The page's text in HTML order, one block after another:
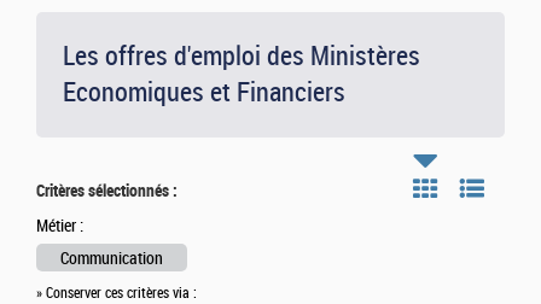
Les offres d'emploi des Ministères
Economiques et Financiers
Critères sélectionnés :
Métier :
Communication
» Conserver ces critères via :